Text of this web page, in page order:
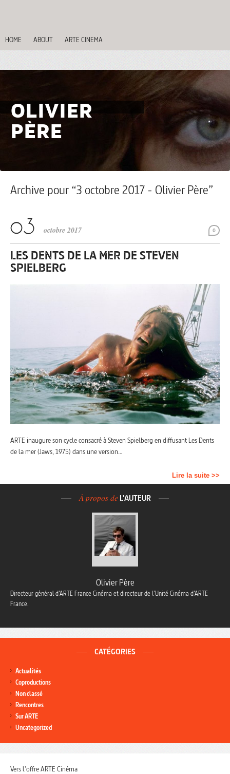
HOME ABOUT ARTE CINEMA
OLIVIER
PÈRE
Archive pour “3 octobre 2017 - Olivier Père”
0
octobre 2017
LES DENTS DE LA MER DE STEVEN
SPIELBERG
ARTE inaugure son cycle consacré à Steven Spielberg en diffusant Les Dents
de la mer (Jaws, 1975) dans une version…
Lire la suite >>
À propos de L'AUTEUR
Olivier Père
Directeur général d’ARTE France Cinéma et directeur de l’Unité Cinéma d’ARTE
France.
CATÉGORIES
Actualités
Coproductions
Non classé
Rencontres
Sur ARTE
Uncategorized
Vers l'offre ARTE Cinéma